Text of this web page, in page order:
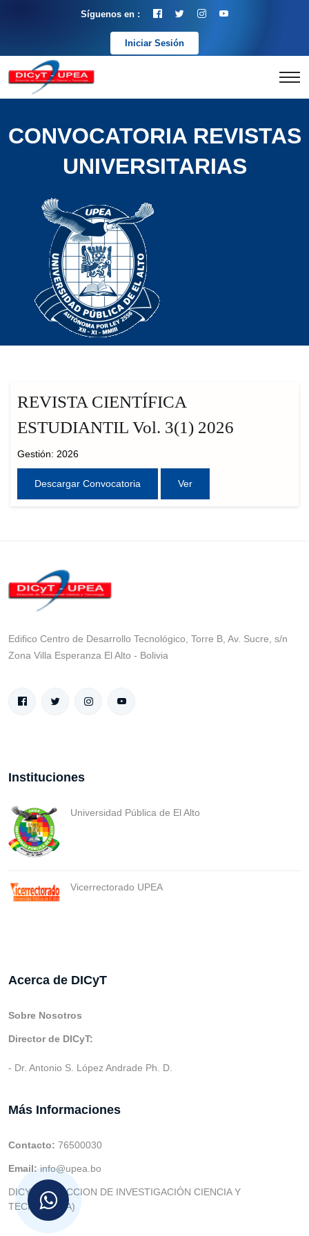
Síguenos en :
Iniciar Sesión
CONVOCATORIA REVISTAS
UNIVERSITARIAS
REVISTA CIENTÍFICA
ESTUDIANTIL Vol. 3(1) 2026
Gestión: 2026
Descargar Convocatoria Ver
Edifico Centro de Desarrollo Tecnológico, Torre B, Av. Sucre, s/n
Zona Villa Esperanza El Alto - Bolivia
Instituciones
Universidad Pública de El Alto
Vicerrectorado UPEA
Acerca de DICyT
Sobre Nosotros
Director de DICyT:
- Dr. Antonio S. López Andrade Ph. D.
Más Informaciones
Contacto: 76500030
Email: info@upea.bo
DICYT (DIRECCION DE INVESTIGACIÓN CIENCIA Y
TECNOLOGIA)